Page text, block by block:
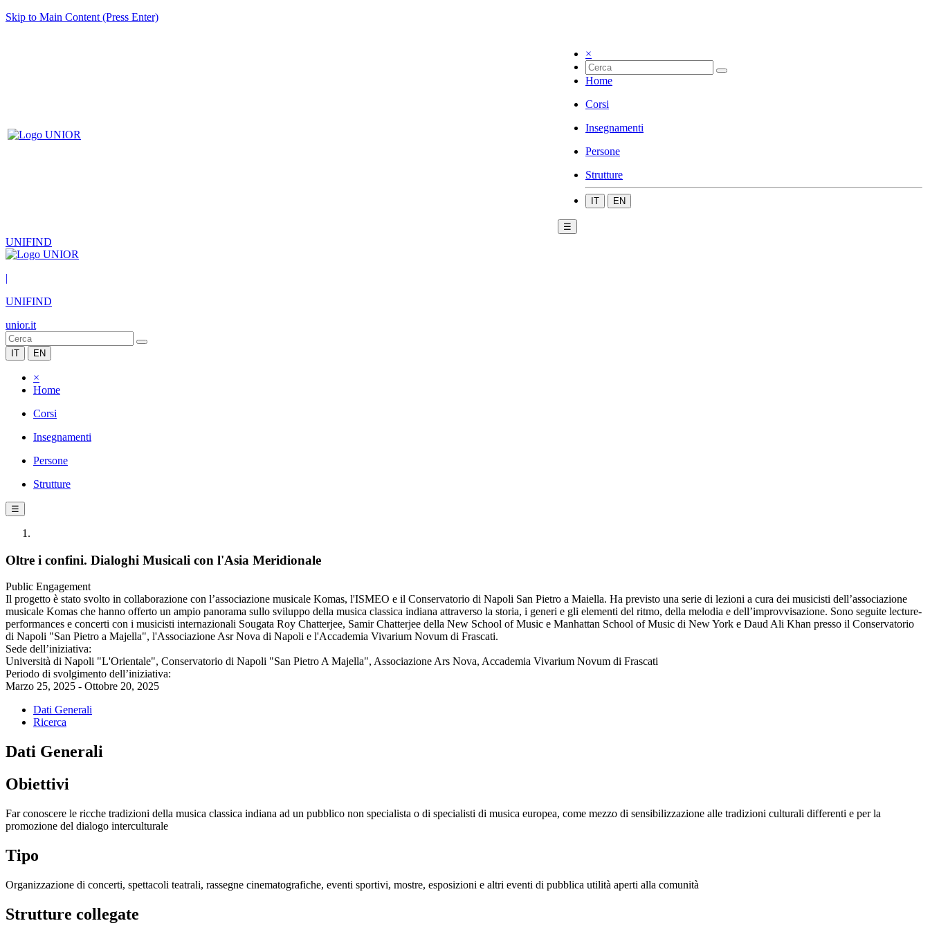
Skip to Main Content (Press Enter)
×
Home
Corsi
Insegnamenti
Persone
Strutture
IT EN
☰
UNIFIND
|
UNIFIND
unior.it
IT EN
×
Home
Corsi
Insegnamenti
Persone
Strutture
☰
Oltre i confini. Dialoghi Musicali con l'Asia Meridionale
Public Engagement
Il progetto è stato svolto in collaborazione con l’associazione musicale Komas, l'ISMEO e il Conservatorio di Napoli San Pietro a Maiella. Ha previsto una serie di lezioni a cura dei musicisti dell’associazione
musicale Komas che hanno offerto un ampio panorama sullo sviluppo della musica classica indiana attraverso la storia, i generi e gli elementi del ritmo, della melodia e dell’improvvisazione. Sono seguite lecture-
performances e concerti con i musicisti internazionali Sougata Roy Chatterjee, Samir Chatterjee della New School of Music e Manhattan School of Music di New York e Daud Ali Khan presso il Conservatorio
di Napoli "San Pietro a Majella", l'Associazione Asr Nova di Napoli e l'Accademia Vivarium Novum di Frascati.
Sede dell’iniziativa:
Università di Napoli "L'Orientale", Conservatorio di Napoli "San Pietro A Majella", Associazione Ars Nova, Accademia Vivarium Novum di Frascati
Periodo di svolgimento dell’iniziativa:
Marzo 25, 2025 - Ottobre 20, 2025
Dati Generali
Ricerca
Dati Generali
Obiettivi
Far conoscere le ricche tradizioni della musica classica indiana ad un pubblico non specialista o di specialisti di musica europea, come mezzo di sensibilizzazione alle tradizioni culturali differenti e per la
promozione del dialogo interculturale
Tipo
Organizzazione di concerti, spettacoli teatrali, rassegne cinematografiche, eventi sportivi, mostre, esposizioni e altri eventi di pubblica utilità aperti alla comunità
Strutture collegate